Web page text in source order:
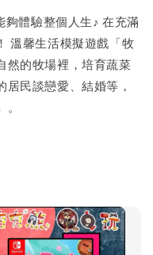
夠體驗整個人生♪ 在充滿
溫馨生活模擬遊戲「牧
然的牧場裡，培育蔬菜
民談戀愛、結婚等，